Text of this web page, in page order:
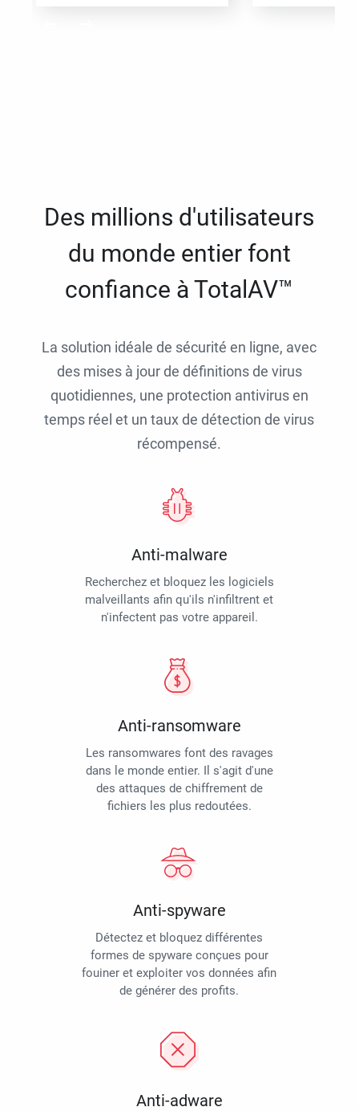
Des millions d'utilisateurs
du monde entier font
confiance à TotalAV™
La solution idéale de sécurité en ligne, avec
des mises à jour de définitions de virus
quotidiennes, une protection antivirus en
temps réel et un taux de détection de virus
récompensé.
Anti-malware
Recherchez et bloquez les logiciels
malveillants afin qu'ils n'infiltrent et
n'infectent pas votre appareil.
Anti-ransomware
Les ransomwares font des ravages
dans le monde entier. Il s'agit d'une
des attaques de chiffrement de
fichiers les plus redoutées.
Anti-spyware
Détectez et bloquez différentes
formes de spyware conçues pour
fouiner et exploiter vos données afin
de générer des profits.
Anti-adware